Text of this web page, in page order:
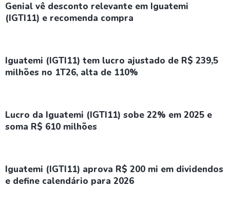
Genial vê desconto relevante em Iguatemi
(IGTI11) e recomenda compra
Iguatemi (IGTI11) tem lucro ajustado de R$ 239,5
milhões no 1T26, alta de 110%
Lucro da Iguatemi (IGTI11) sobe 22% em 2025 e
soma R$ 610 milhões
Iguatemi (IGTI11) aprova R$ 200 mi em dividendos
e define calendário para 2026